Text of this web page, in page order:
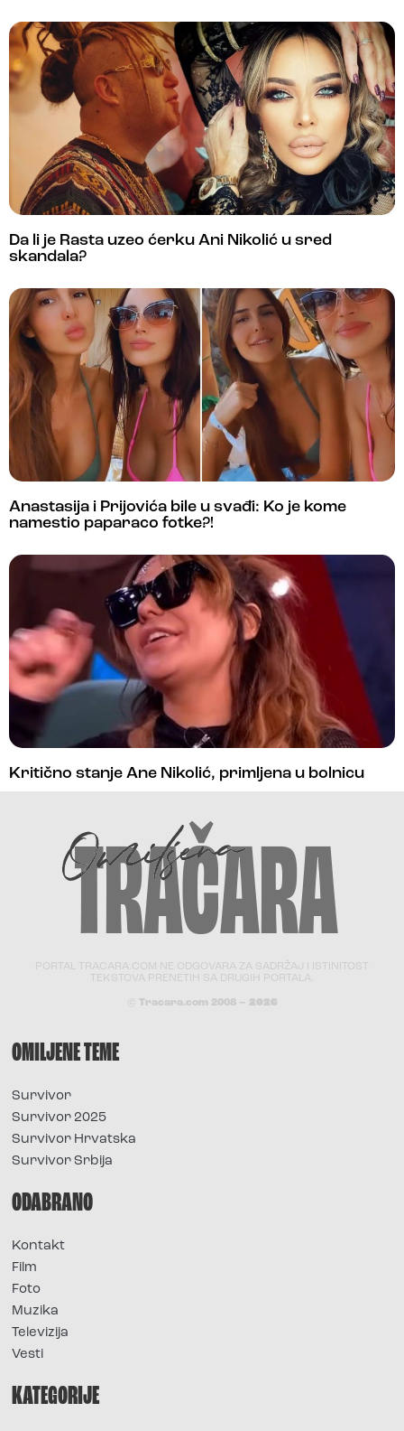
Da li je Rasta uzeo ćerku Ani Nikolić u sred
skandala?
Anastasija i Prijovića bile u svađi: Ko je kome
namestio paparaco fotke?!
Kritično stanje Ane Nikolić, primljena u bolnicu
PORTAL TRACARA.COM NE ODGOVARA ZA SADRŽAJ I ISTINITOST
TEKSTOVA PRENETIH SA DRUGIH PORTALA.
© Tracara.com 2008 – 2026
OMILJENE TEME
Survivor
Survivor 2025
Survivor Hrvatska
Survivor Srbija
ODABRANO
Kontakt
Film
Foto
Muzika
Televizija
Vesti
KATEGORIJE